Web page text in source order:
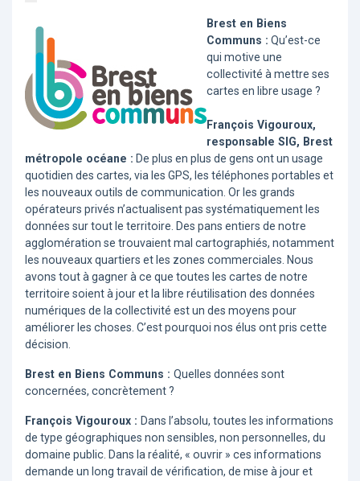
Brest en Biens
Communs : Qu’est-ce
qui motive une
collectivité à mettre ses
cartes en libre usage ?
François Vigouroux,
responsable SIG, Brest
métropole océane : De plus en plus de gens ont un usage
quotidien des cartes, via les GPS, les téléphones portables et
les nouveaux outils de communication. Or les grands
opérateurs privés n’actualisent pas systématiquement les
données sur tout le territoire. Des pans entiers de notre
agglomération se trouvaient mal cartographiés, notamment
les nouveaux quartiers et les zones commerciales. Nous
avons tout à gagner à ce que toutes les cartes de notre
territoire soient à jour et la libre réutilisation des données
numériques de la collectivité est un des moyens pour
améliorer les choses. C’est pourquoi nos élus ont pris cette
décision.
Brest en Biens Communs : Quelles données sont
concernées, concrètement ?
François Vigouroux : Dans l’absolu, toutes les informations
de type géographiques non sensibles, non personnelles, du
domaine public. Dans la réalité, « ouvrir » ces informations
demande un long travail de vérification, de mise à jour et